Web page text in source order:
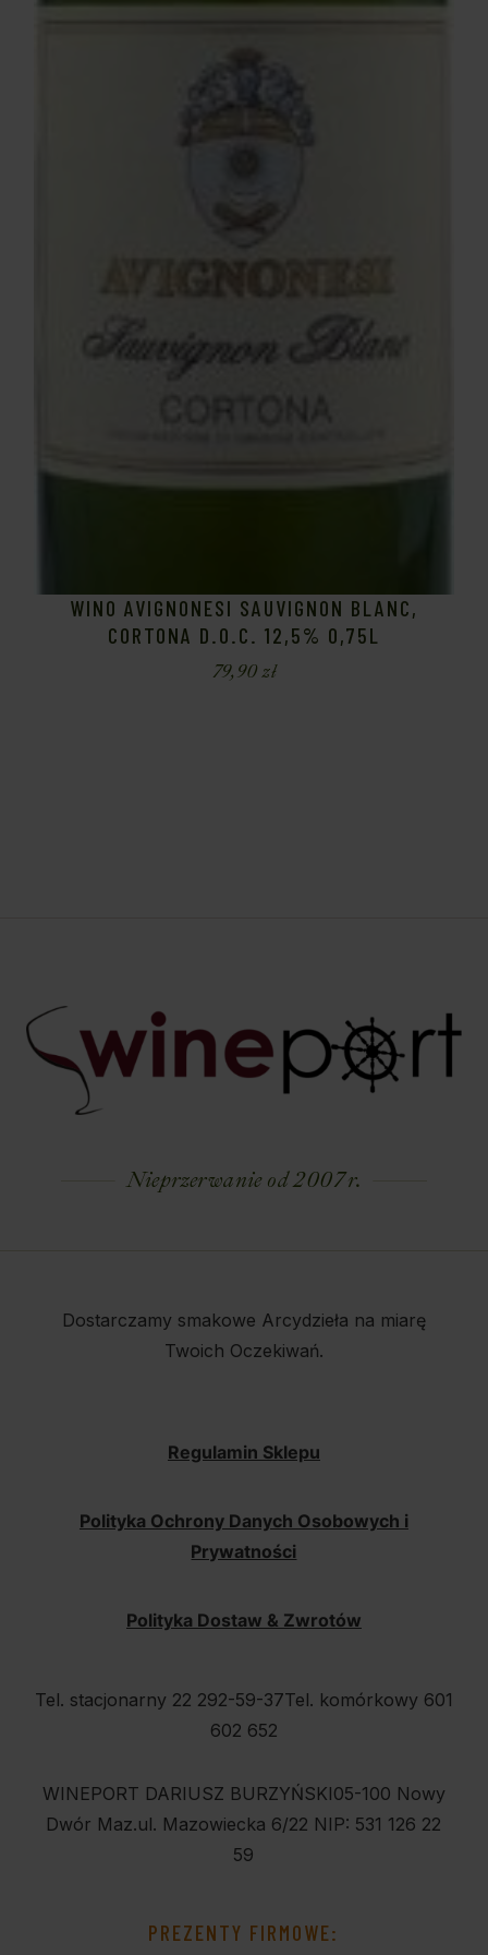
WINO AVIGNONESI SAUVIGNON BLANC,
CORTONA D.O.C. 12,5% 0,75L
79,90zł
Nieprzerwanie od 2007 r.
Dostarczamy smakowe Arcydzieła na miarę
Twoich Oczekiwań.
Regulamin Sklepu
Polityka Ochrony Danych Osobowych i
Prywatności
Polityka Dostaw & Zwrotów
Tel. stacjonarny 22 292-59-37Tel. komórkowy 601
602 652
WINEPORT DARIUSZ BURZYŃSKI05-100 Nowy
Dwór Maz.ul. Mazowiecka 6/22 NIP: 531 126 22
59
PREZENTY FIRMOWE: